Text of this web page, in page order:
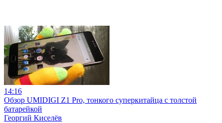
14:16
Обзор UMIDIGI Z1 Pro, тонкого суперкитайца с толстой
батарейкой
Георгий Киселёв